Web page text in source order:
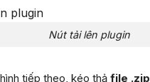
Nút tải lên plugin
tiếp theo, kéo thả file .zip